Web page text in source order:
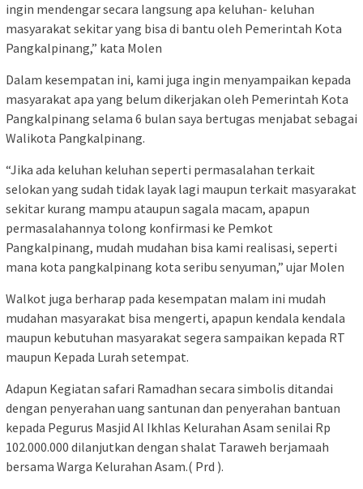
ingin mendengar secara langsung apa keluhan- keluhan
masyarakat sekitar yang bisa di bantu oleh Pemerintah Kota
Pangkalpinang,” kata Molen
Dalam kesempatan ini, kami juga ingin menyampaikan kepada
masyarakat apa yang belum dikerjakan oleh Pemerintah Kota
Pangkalpinang selama 6 bulan saya bertugas menjabat sebagai
Walikota Pangkalpinang.
“Jika ada keluhan keluhan seperti permasalahan terkait
selokan yang sudah tidak layak lagi maupun terkait masyarakat
sekitar kurang mampu ataupun sagala macam, apapun
permasalahannya tolong konfirmasi ke Pemkot
Pangkalpinang, mudah mudahan bisa kami realisasi, seperti
mana kota pangkalpinang kota seribu senyuman,” ujar Molen
Walkot juga berharap pada kesempatan malam ini mudah
mudahan masyarakat bisa mengerti, apapun kendala kendala
maupun kebutuhan masyarakat segera sampaikan kepada RT
maupun Kepada Lurah setempat.
Adapun Kegiatan safari Ramadhan secara simbolis ditandai
dengan penyerahan uang santunan dan penyerahan bantuan
kepada Pegurus Masjid Al Ikhlas Kelurahan Asam senilai Rp
102.000.000 dilanjutkan dengan shalat Taraweh berjamaah
bersama Warga Kelurahan Asam.( Prd ).